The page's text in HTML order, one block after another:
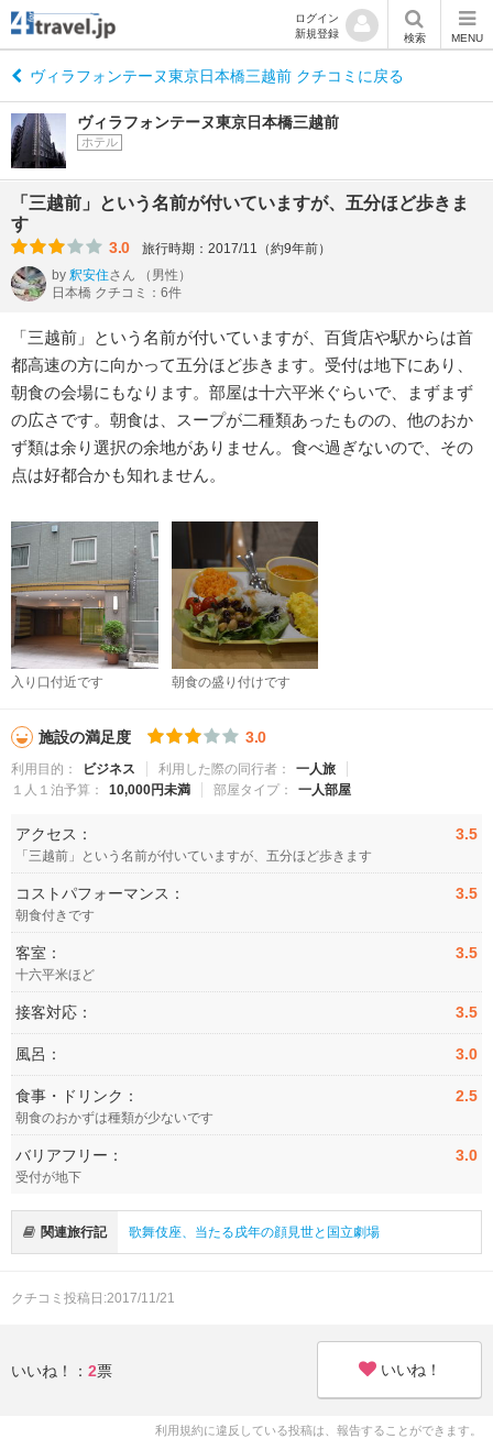
ログイン
新規登録
検索 MENU
ヴィラフォンテーヌ東京日本橋三越前 クチコミに戻る
ヴィラフォンテーヌ東京日本橋三越前
ホテル
「三越前」という名前が付いていますが、五分ほど歩きま
す
3.0
旅行時期：2017/11（約9年前）
by 釈安住さん
（男性）
日本橋 クチコミ：6件
「三越前」という名前が付いていますが、百貨店や駅からは首
都高速の方に向かって五分ほど歩きます。受付は地下にあり、
朝食の会場にもなります。部屋は十六平米ぐらいで、まずまず
の広さです。朝食は、スープが二種類あったものの、他のおか
ず類は余り選択の余地がありません。食べ過ぎないので、その
点は好都合かも知れません。
入り口付近です 朝食の盛り付けです
施設の満足度 3.0
利用目的： ビジネス 利用した際の同行者：
一人旅
１人１泊予算：
10,000円未満 部屋タイプ： 一人部屋
アクセス： 3.5
「三越前」という名前が付いていますが、五分ほど歩きます
コストパフォーマンス： 3.5
朝食付きです
客室： 3.5
十六平米ほど
接客対応： 3.5
風呂： 3.0
食事・ドリンク： 2.5
朝食のおかずは種類が少ないです
バリアフリー： 3.0
受付が地下
関連旅行記 歌舞伎座、当たる戌年の顔見世と国立劇場
クチコミ投稿日:2017/11/21
いいね！： 2票 いいね！
利用規約に違反している投稿は、報告することができます。